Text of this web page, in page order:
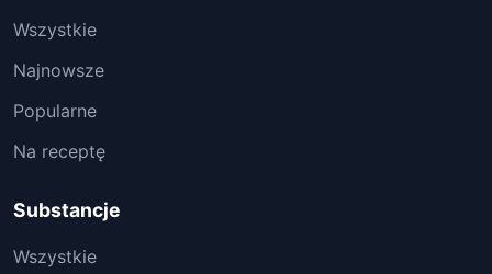
Wszystkie
Najnowsze
Popularne
Na receptę
Substancje
Wszystkie